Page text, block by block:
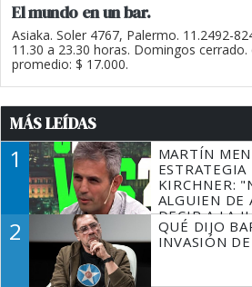
El mundo en un bar.
Asiaka. Soler 4767, Palermo. 11.2492-
11.30 a 23.30 horas. Domingos
promedio: $ 17.000.
MÁS LEÍDAS
1
MARTÍN
KIRCHNER:
ALGUIEN DE
DECIR A LA
TIENE QUE
2
QUÉ DIJO
INVASIÓN